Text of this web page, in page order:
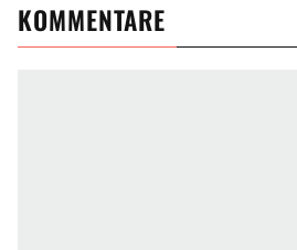
KOMMENTARE